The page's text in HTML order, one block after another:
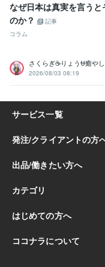
なぜ日本は真実を言う
のか？
記事
コラム
さくらぎ☕りょう⛎癒や
2026/08/03 08:19